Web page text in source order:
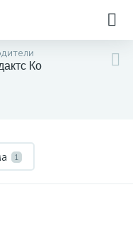
Ко
1